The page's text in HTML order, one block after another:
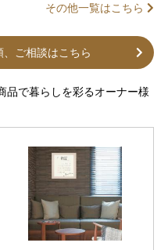
その他一覧はこちら
、ご相談はこちら
品で暮らしを彩るオーナー様